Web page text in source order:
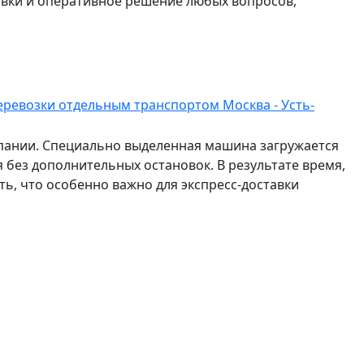
отдельным транспортом Москва - Усть-
Специально выделенная машина загружается
дополнительных остановок. В результате время,
что особенно важно для экспресс-доставки